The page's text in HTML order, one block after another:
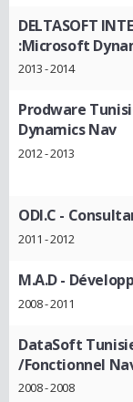
DELTASOFT
:Microsoft
2013 - 2014
Prodware
Dynamics Nav
2012 - 2013
ODI.C -
2011 - 2012
M.A.D-
2008 - 2011
DataSoft
/Fonctionnel
2008 - 2008